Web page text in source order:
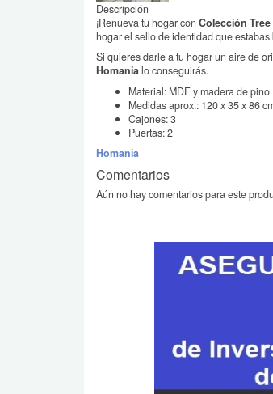
Descripción
¡Renueva tu hogar con Colección
hogar el sello de identidad que estabas
Si quieres darle a tu hogar un aire de
Homanialo conseguirás.
Material: MDF y madera de pino
Medidas aprox.: 120 x 35 x 86
Cajones: 3
Puertas: 2
Homania
Comentarios
Aún no hay comentarios para este